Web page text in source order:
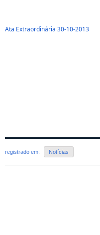
Ata Extraordinária 30-10-2013
registrado em: Notícias